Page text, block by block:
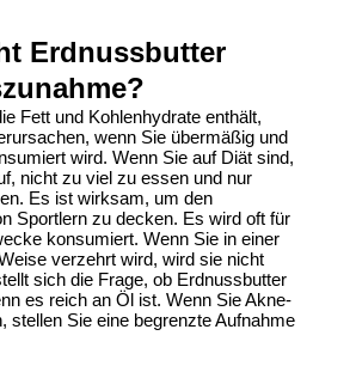
Erdnussbutter
Fett und Kohlenhydrate enthält,
wenn Sie übermäßig und
wird. Wenn Sie auf Diät sind,
nicht zu viel zu essen und nur
Es ist wirksam, um den
Sportlern zu decken. Es wird oft für
konsumiert. Wenn Sie in einer
verzehrt wird, wird sie nicht
sich die Frage, ob Erdnussbutter
es reich an Öl ist. Wenn Sie Akne-
stellen Sie eine begrenzte Aufnahme